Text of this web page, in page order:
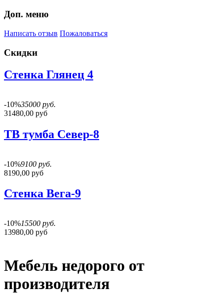
Доп. меню
Написать отзыв Пожаловаться
Скидки
Стенка Глянец 4
-10%35000 руб.
31480,00 руб
ТВ тумба Север-8
-10%9100 руб.
8190,00 руб
Стенка Вега-9
-10%15500 руб.
13980,00 руб
Мебель недорого от
производителя